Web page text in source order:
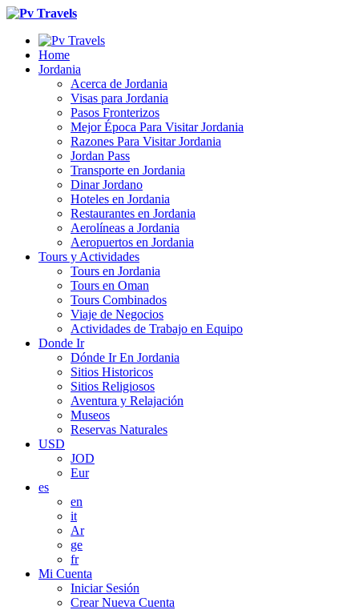
Home
Jordania
Acerca de Jordania
Visas para Jordania
Pasos Fronterizos
Mejor Época Para Visitar Jordania
Razones Para Visitar Jordania
Jordan Pass
Transporte en Jordania
Dinar Jordano
Hoteles en Jordania
Restaurantes en Jordania
Aerolíneas a Jordania
Aeropuertos en Jordania
Tours y Actividades
Tours en Jordania
Tours en Oman
Tours Combinados
Viaje de Negocios
Actividades de Trabajo en Equipo
Donde Ir
Dónde Ir En Jordania
Sitios Historicos
Sitios Religiosos
Aventura y Relajación
Museos
Reservas Naturales
USD
JOD
Eur
es
en
it
Ar
ge
fr
Mi Cuenta
Iniciar Sesión
Crear Nueva Cuenta